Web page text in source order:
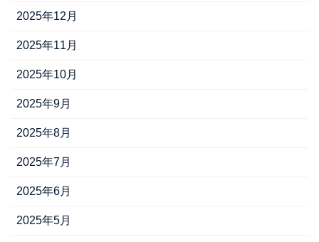
2025年12月
2025年11月
2025年10月
2025年9月
2025年8月
2025年7月
2025年6月
2025年5月